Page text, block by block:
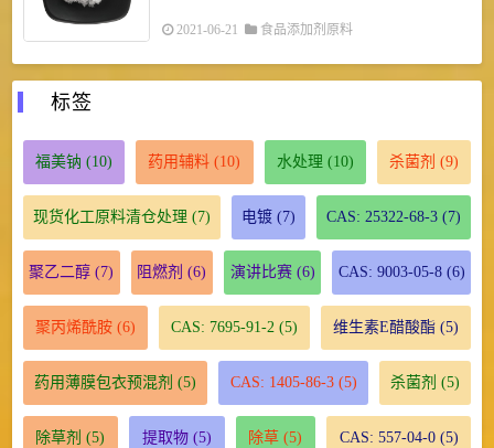
2021-06-21 食品添加剂原料
标签
福美钠 (10) 药用辅料 (10) 水处理 (10) 杀菌剂 (9)
现货化工原料清仓处理 (7) 电镀 (7) CAS: 25322-68-3 (7)
聚乙二醇 (7) 阻燃剂 (6) 演讲比赛(6) CAS: 9003-05-8(6)
聚丙烯酰胺(6) CAS: 7695-91-2 (5) 维生素E醋酸酯 (5)
药用薄膜包衣预混剂 (5) CAS: 1405-86-3(5) 杀菌剂 (5)
除草剂 (5) 提取物(5) 除草 (5) CAS: 557-04-0(5)